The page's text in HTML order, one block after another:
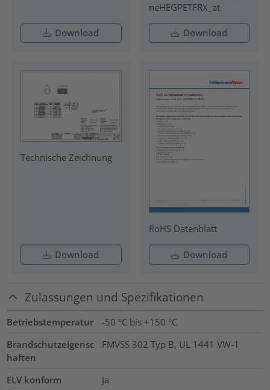
Download
neHEGPETFRX_at
Download
Technische Zeichnung
Download
RoHS Datenblatt
Download
Zulassungen und Spezifikationen
Betriebstemperatur
-50 °C bis +150 °C
Brandschutzeigensc
haften
FMVSS 302 Typ B, UL 1441 VW-1
ELV konform
Ja